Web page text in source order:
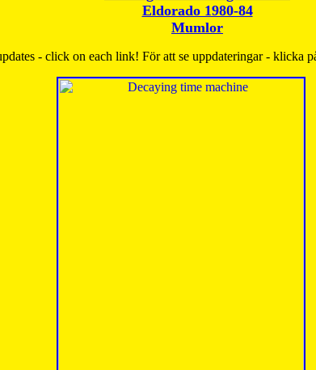
Eldorado 1980-84
Mumlor
- click on each link! För att se uppdateringar - klicka